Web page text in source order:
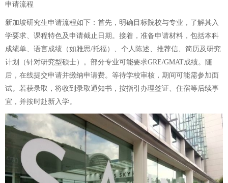
申请流程
新加坡研究生申请流程如下：首先，明确目标院校与专业，了解其入
学要求、课程特色及申请截止日期。接着，准备申请材料，包括本科
成绩单、语言成绩（如雅思/托福）、个人陈述、推荐信、简历及研究
计划（针对研究型硕士）。部分专业可能要求GRE/GMAT成绩。随
后，在线提交申请并缴纳申请费。等待学校审核，期间可能需参加面
试。若获录取，将收到录取通知书，按指引办理签证、住宿等后续事
宜，并按时赴新入学。